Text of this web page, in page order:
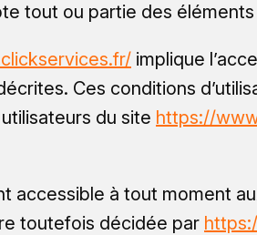
tout ou partie des
implique
Ces conditions
du site https://
accessible à tout moment
toutefois décidée par